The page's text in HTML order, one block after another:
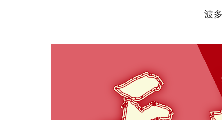
波